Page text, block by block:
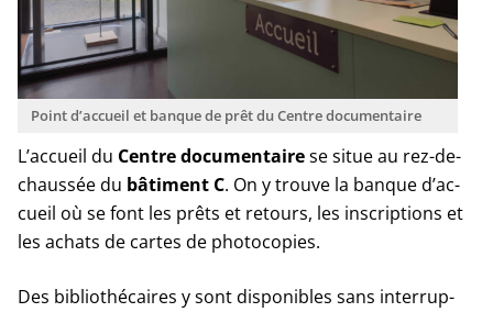
Point d’ac­cueil et banque de prêt du Centre documentaire
L’accueil du Centre docu­men­tairese situe au rez-de-
chaus­sée du bâti­ment C. On y trouve la banque d’ac­
cueil où se font les prêts et retours, les ins­crip­tions et
les achats de cartes de photocopies.
Des biblio­thé­caires y sont dis­po­nibles sans inter­rup­